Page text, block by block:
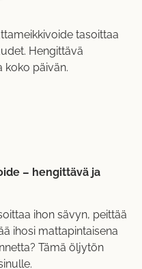
tasoittaa
Hengittävä
koko päivän.
– hengittävä ja
ihon sävyn, peittää
ihosi mattapintaisena
Tämä öljytön